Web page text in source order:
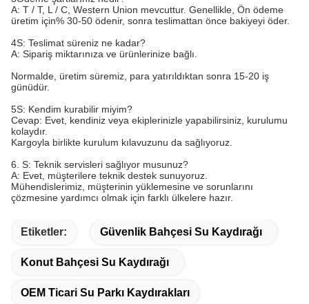
A: T / T, L / C, Western Union mevcuttur. Genellikle, Ön ödeme
üretim için% 30-50 ödenir, sonra teslimattan önce bakiyeyi öder.
4S: Teslimat süreniz ne kadar?
A: Sipariş miktarınıza ve ürünlerinize bağlı.
Normalde, üretim süremiz, para yatırıldıktan sonra 15-20 iş
günüdür.
5S: Kendim kurabilir miyim?
Cevap: Evet, kendiniz veya ekiplerinizle yapabilirsiniz, kurulumu
kolaydır.
Kargoyla birlikte kurulum kılavuzunu da sağlıyoruz.
6. S: Teknik servisleri sağlıyor musunuz?
A: Evet, müşterilere teknik destek sunuyoruz.
Mühendislerimiz, müşterinin yüklemesine ve sorunlarını
çözmesine yardımcı olmak için farklı ülkelere hazır.
Etiketler: Güvenlik Bahçesi Su Kaydırağı
Konut Bahçesi Su Kaydırağı
OEM Ticari Su Parkı Kaydırakları